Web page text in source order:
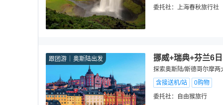
委托社： 上海春秋旅行社
跟团游 奥斯陆出发 挪威+瑞典+芬兰6
探索奥斯陆/斯德哥尔摩
含接送机/站
0购物
委托社：
自由猴旅行